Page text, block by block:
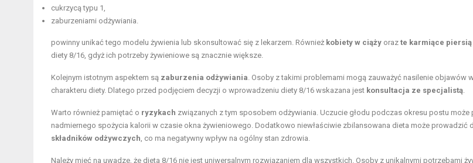
cukrzycą typu 1,
zaburzeniami odżywiania.
powinny unikać tego modelu żywienia lub skonsultować się z lekarzem. Również kobiety w ciąży oraz te karmiące piersią
diety 8/16, gdyż ich potrzeby żywieniowe są znacznie większe.
Kolejnym istotnym aspektem są zaburzenia odżywiania . Osoby z takimi problemami mogą zauważyć nasilenie objawów
charakteru diety. Dlatego przed podjęciem decyzji o wprowadzeniu diety 8/16 wskazana jest konsultacja ze specjalistą
Warto również pamiętać o ryzykach związanych z tym sposobem odżywiania. Uczucie głodu podczas okresu postu może
nadmiernego spożycia kalorii w czasie okna żywieniowego. Dodatkowo niewłaściwie zbilansowana dieta może prowadzić
składników odżywczych , co ma negatywny wpływ na ogólny stan zdrowia.
Należy mieć na uwadze, że dieta 8/16 nie jest uniwersalnym rozwiązaniem dla wszystkich. Osoby z unikalnymi potrzebami